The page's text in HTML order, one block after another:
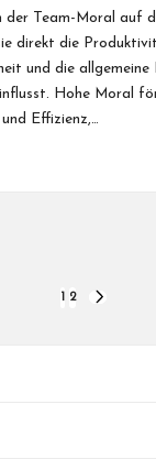
der Team-Moral auf
direkt die
und die allgemeine
Hohe Moral
Effizienz,…
2